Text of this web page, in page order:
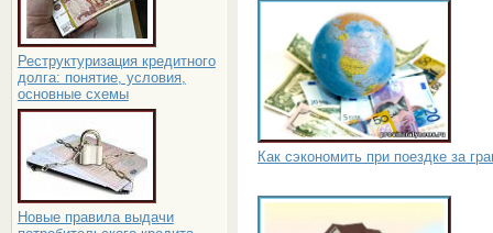
Реструктуризация кредитного
долга: понятие, условия,
основные схемы
Новые правила выдачи
Как сэкономить при поездке за